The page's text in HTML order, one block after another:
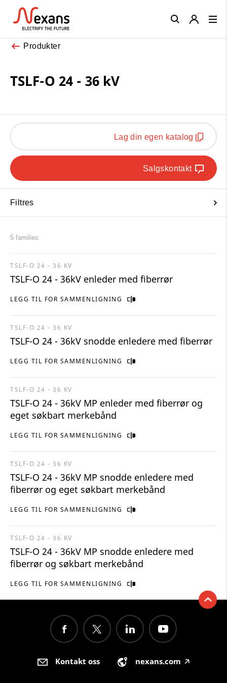
Produkter
TSLF-O 24 - 36 kV
Lag din egen katalog
Salgskontakt
Filtres
5 families
LEGG TIL FOR SAMMENLIGNING
TSLF-O 24 - 36 KV
TSLF-O 24 - 36kV enleder med fiberrør
LEGG TIL FOR SAMMENLIGNING
TSLF-O 24 - 36 KV
TSLF-O 24 - 36kV snodde enledere med fiberrør
LEGG TIL FOR SAMMENLIGNING
TSLF-O 24 - 36 KV
TSLF-O 24 - 36kV MP enleder med fiberrør og
eget søkbart merkebånd
LEGG TIL FOR SAMMENLIGNING
TSLF-O 24 - 36 KV
TSLF-O 24 - 36kV MP snodde enledere med
fiberrør og eget søkbart merkebånd
LEGG TIL FOR SAMMENLIGNING
TSLF-O 24 - 36 KV
TSLF-O 24 - 36kV MP snodde enledere med
fiberrør og søkbart merkebånd
Close
Kontakt oss nexans.com 🡥